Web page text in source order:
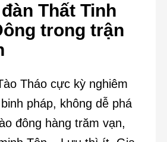
Thất Tinh
trong trận
Tháo cực kỳ nghiêm
pháp, không dễ phá
đông hàng trăm vạn,